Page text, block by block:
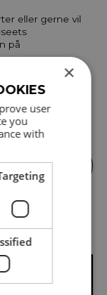
eller gerne vil
på
×
user
you
with